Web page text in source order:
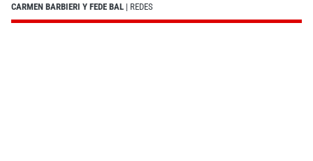
CARMEN BARBIERI Y FEDE BAL | REDES